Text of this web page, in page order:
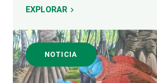
EXPLORAR
NOTICIA